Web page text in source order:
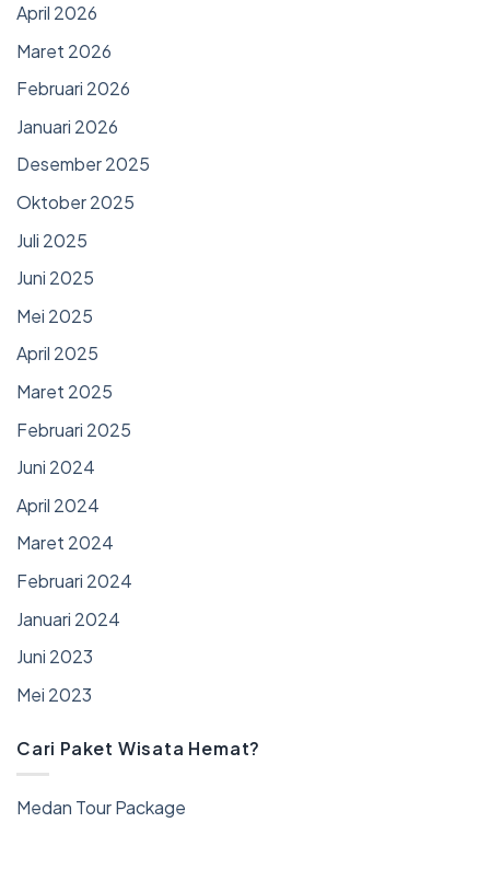
April 2026
Maret 2026
Februari 2026
Januari 2026
Desember 2025
Oktober 2025
Juli 2025
Juni 2025
Mei 2025
April 2025
Maret 2025
Februari 2025
Juni 2024
April 2024
Maret 2024
Februari 2024
Januari 2024
Juni 2023
Mei 2023
Cari Paket Wisata Hemat?
Medan Tour Package